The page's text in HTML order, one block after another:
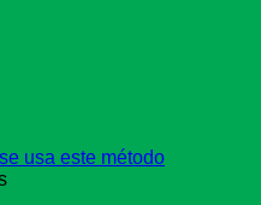
usa este método
en